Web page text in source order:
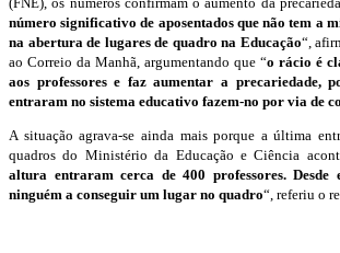
número significativo de aposentados que não tem a
na abertura de lugares de quadro na Educação“,
ao Correio da Manhã, argumentando que “o rácio é
aos professores e faz aumentar a precariedade,
entraram no sistema educativo fazem-no por via de
A situação agrava-se ainda mais porque a última
quadros do Ministério da Educação e Ciência
altura entraram cerca de 400 professores. Desde
ninguém a conseguir um lugar no quadro“, referiu o